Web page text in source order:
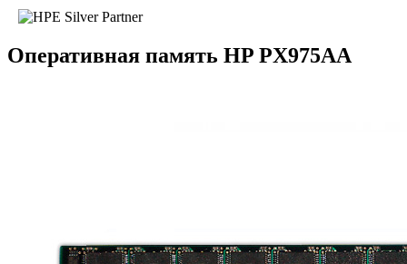
Оперативная память HP PX975AA